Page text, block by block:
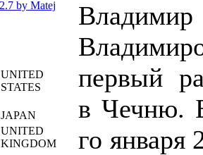
UNITED
STATES
JAPAN
UNITED
KINGDOM
Владимир
первый
в Чечню.
го января